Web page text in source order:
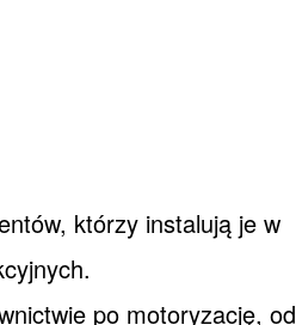
którzy instalują je w
po motoryzację, od